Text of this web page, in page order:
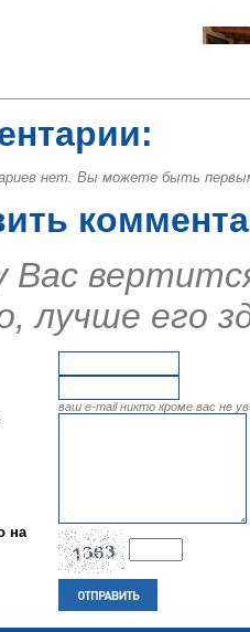
нет. Вы можете быть
Вас
лучше его
ваш e-mail никто кроме вас не
на